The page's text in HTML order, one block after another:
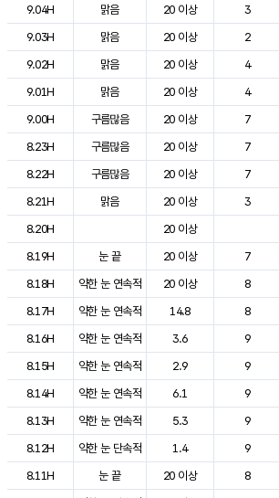
9.04H
맑음 20 이상 3
9.03H
맑음 20 이상 2
9.02H
맑음 20 이상 4
9.01H
맑음 20 이상 4
9.00H
구름많음 20 이상 7
8.23H
구름많음 20 이상 7
8.22H
구름많음 20 이상 7
8.21H
맑음 20 이상 3
8.20H
20 이상
8.19H
눈 끝 20 이상 7
8.18H
약한 눈 연속적 20 이상 8
8.17H
약한 눈 연속적 14.8 8
8.16H
약한 눈 연속적 3.6 9
8.15H
약한 눈 연속적 2.9 9
8.14H
약한 눈 연속적 6.1 9
8.13H
약한 눈 연속적 5.3 9
8.12H
약한 눈 단속적 1.4 9
8.11H
눈 끝 20 이상 8